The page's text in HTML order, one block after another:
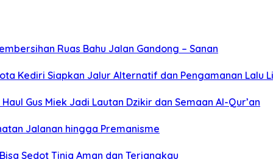
Ruas Bahu Jalan Gandong – Sanan
Kediri Siapkan Jalur Alternatif dan Pengamanan Lalu
Gus Miek Jadi Lautan Dzikir dan Semaan Al-Qur’an
Jalanan hingga Premanisme
Sedot Tinja Aman dan Terjangkau